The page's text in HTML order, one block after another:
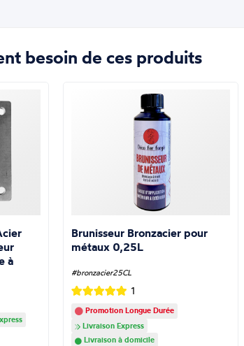
besoin de ces produits
à
Brunisseur Bronzacier pour
métaux 0,25L
#bronzacier25CL
1
Promotion Longue Durée
Livraison Express
Livraison à domicile